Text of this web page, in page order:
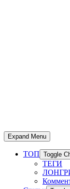
Expand Menu
ТОП Toggle
ТЕГИ